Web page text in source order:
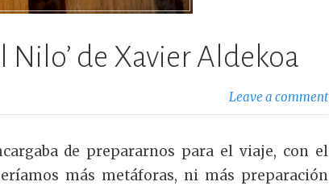
de Xavier Aldekoa
Leave a comment
de prepararnos para el viaje, con el
más metáforas, ni más preparación